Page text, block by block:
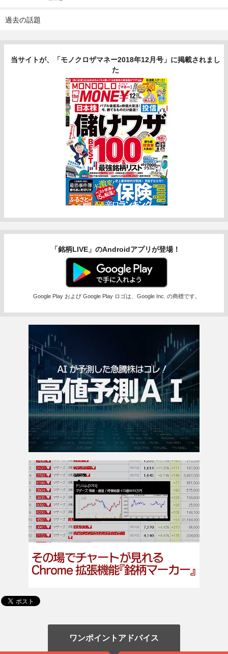
過去の話題
当サイトが、「モノクロザマネー2018年12月号」に掲載されまし
た
「銘柄LIVE」のAndroidアプリが登場！
Google Play および Google Play ロゴは、Google Inc. の商標です。
ワンポイントアドバイス